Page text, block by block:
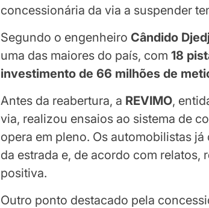
concessionária da via a suspender
Segundo o engenheiroCândido
uma das maiores do país, com18
investimento de 66 milhões de
Antes da reabertura, a REVIMO,
via, realizou ensaios ao sistema de
opera em pleno. Os automobilistas
da estrada e, de acordo com relatos,
positiva.
Outro ponto destacado pela